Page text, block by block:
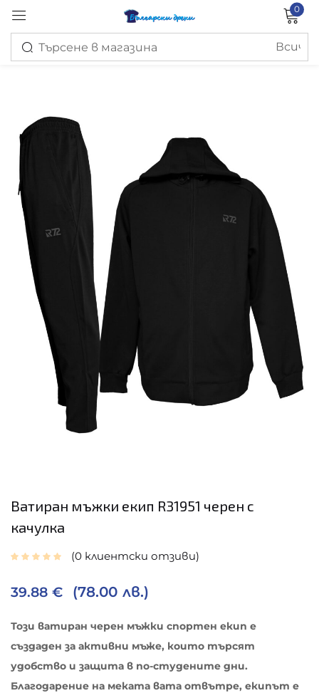
0
Ватиран мъжки екип R31951 черен с
качулка
0 клиентски отзиви
39.88 € (78.00 лв.)
Този ватиран черен мъжки спортен екип е
създаден за активни мъже, които търсят
удобство и защита в по-студените дни.
Благодарение на меката вата отвътре, екипът е
Вход
Запомни ме Изгубена парола?